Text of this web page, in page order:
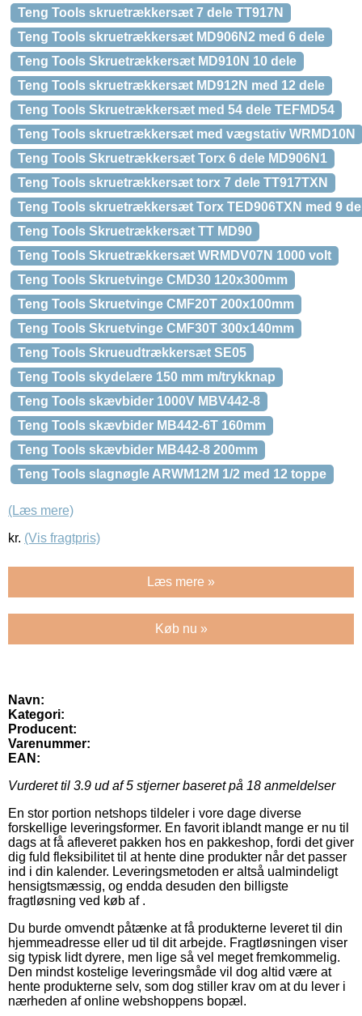
Teng Tools skruetrækkersæt 7 dele TT917N
Teng Tools skruetrækkersæt MD906N2 med 6 dele
Teng Tools Skruetrækkersæt MD910N 10 dele
Teng Tools skruetrækkersæt MD912N med 12 dele
Teng Tools Skruetrækkersæt med 54 dele TEFMD54
Teng Tools skruetrækkersæt med vægstativ WRMD10N
Teng Tools Skruetrækkersæt Torx 6 dele MD906N1
Teng Tools skruetrækkersæt torx 7 dele TT917TXN
Teng Tools skruetrækkersæt Torx TED906TXN med 9
Teng Tools Skruetrækkersæt TT MD90
Teng Tools Skruetrækkersæt WRMDV07N 1000 volt
Teng Tools Skruetvinge CMD30 120x300mm
Teng Tools Skruetvinge CMF20T 200x100mm
Teng Tools Skruetvinge CMF30T 300x140mm
Teng Tools Skrueudtrækkersæt SE05
Teng Tools skydelære 150 mm m/trykknap
Teng Tools skævbider 1000V MBV442-8
Teng Tools skævbider MB442-6T 160mm
Teng Tools skævbider MB442-8 200mm
Teng Tools slagnøgle ARWM12M 1/2 med 12 toppe
(Læs mere)
kr. (Vis fragtpris)
Læs mere »
Køb nu »
Navn:
Kategori:
Producent:
Varenummer:
EAN:
Vurderet til 3.9 ud af 5 stjerner baseret på 18 anmeldelser
En stor portion netshops tildeler i vore dage diverse
forskellige leveringsformer. En favorit iblandt mange er nu til
dags at få afleveret pakken hos en pakkeshop, fordi det giver
dig fuld fleksibilitet til at hente dine produkter når det passer
ind i din kalender. Leveringsmetoden er altså ualmindeligt
hensigtsmæssig, og endda desuden den billigste
fragtløsning ved køb af .
Du burde omvendt påtænke at få produkterne leveret til din
hjemmeadresse eller ud til dit arbejde. Fragtløsningen viser
sig typisk lidt dyrere, men lige så vel meget fremkommelig.
Den mindst kostelige leveringsmåde vil dog altid være at
hente produkterne selv, som dog stiller krav om at du lever i
nærheden af online webshoppens bopæl.